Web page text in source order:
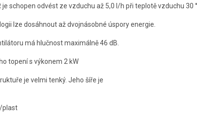
je schopen odvést ze vzduchu až 5,0 l/h při teplotě vzduchu 30
lze dosáhnout až dvojnásobné úspory energie.
má hlučnost maximálně 46 dB.
topení s výkonem 2 kW
je velmi tenký. Jeho šíře je
plast